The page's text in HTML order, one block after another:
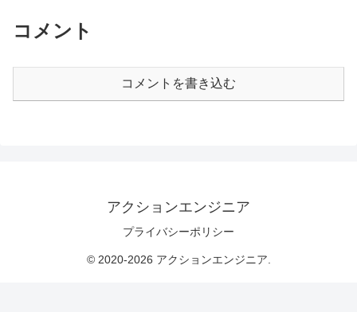
コメント
コメントを書き込む
アクションエンジニア
プライバシーポリシー
© 2020-2026 アクションエンジニア.